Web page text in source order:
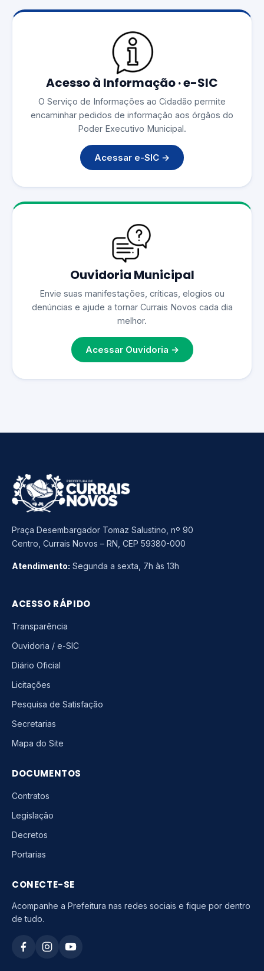
Acesso à Informação · e-SIC
O Serviço de Informações ao Cidadão permite
encaminhar pedidos de informação aos órgãos do
Poder Executivo Municipal.
Acessar e-SIC →
Ouvidoria Municipal
Envie suas manifestações, críticas, elogios ou
denúncias e ajude a tornar Currais Novos cada dia
melhor.
Acessar Ouvidoria →
Praça Desembargador Tomaz Salustino, nº 90
Centro, Currais Novos – RN, CEP 59380-000
Atendimento: Segunda a sexta, 7h às 13h
ACESSO RÁPIDO
Transparência
Ouvidoria / e-SIC
Diário Oficial
Licitações
Pesquisa de Satisfação
Secretarias
Mapa do Site
DOCUMENTOS
Contratos
Legislação
Decretos
Portarias
CONECTE-SE
Acompanhe a Prefeitura nas redes sociais e fique por dentro
de tudo.